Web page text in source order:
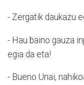
- Zergatik daukazu
- Hau baino gauza
egia da eta!
- Bueno Unai,